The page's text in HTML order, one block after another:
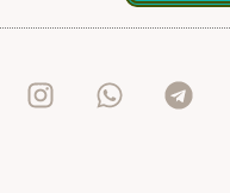
T
l
e
W
a
t
I
s
t